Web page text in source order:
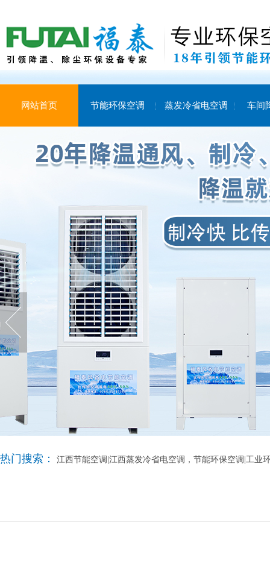
网站首页 节能环保空调 蒸发冷省电空调 车间
热门搜索： 江西节能空调|江西蒸发冷省电空调，节能环保空调|工业